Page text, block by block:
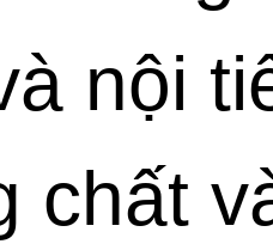
nội
chất